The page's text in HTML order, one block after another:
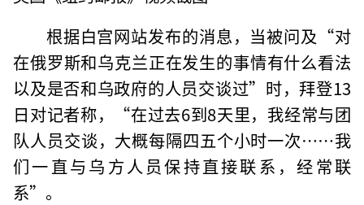
根据白宫网站发布的消息，当被问及“对
在俄罗斯和乌克兰正在发生的事情有什么看法
以及是否和乌政府的人员交谈过”时，拜登13
日对记者称，“在过去6到8天里，我经常与团
队人员交谈，大概每隔四五个小时一次……我
们一直与乌方人员保持直接联系，经常联
系”。